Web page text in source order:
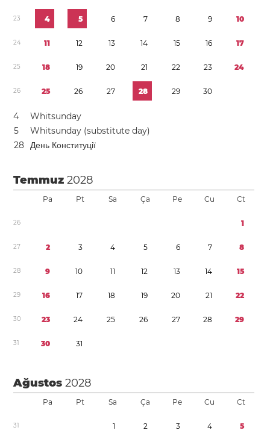
23 4 5 6 7 8 9 10
24 11 12 13 14 15 16 17
25 18 19 20 21 22 23 24
26 25 26 27 28 29 30
4
Whitsunday
5
Whitsunday (substitute day)
28 День Конституції
Temmuz2028
Pa Pt Sa Ça Pe Cu Ct
26 1
27 2 3 4 5 6 7 8
28 9 10 11 12 13 14 15
29 16 17 18 19 20 21 22
30 23 24 25 26 27 28 29
31 30 31
Ağustos2028
Pa Pt Sa Ça Pe Cu Ct
31 1 2 3 4 5